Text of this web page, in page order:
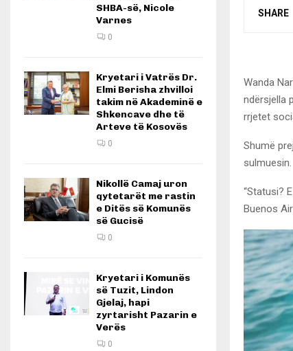
SHARE
Wanda
ndërsjella
rrjetet
Shumë
sulmuesin.
“Statusi?
Buenos
SHBA-së, Nicole
Varnes
0
Kryetari i Vatrës Dr.
Elmi Berisha zhvilloi
takim në Akademinë e
Shkencave dhe të
Arteve të Kosovës
0
Nikollë Camaj uron
qytetarët me rastin
e Ditës së Komunës
së Gucisë
0
Kryetari i Komunës
së Tuzit, Lindon
Gjelaj, hapi
zyrtarisht Pazarin e
Verës
0